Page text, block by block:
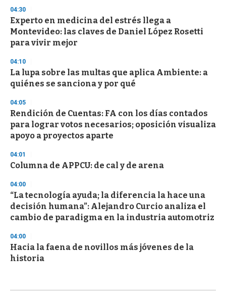
n
d
s
04:30
Experto en medicina del estrés llega a
Montevideo: las claves de Daniel López Rosetti
para vivir mejor
04:10
La lupa sobre las multas que aplica Ambiente: a
quiénes se sanciona y por qué
04:05
Rendición de Cuentas: FA con los días contados
para lograr votos necesarios; oposición visualiza
apoyo a proyectos aparte
04:01
Columna de APPCU: de cal y de arena
04:00
“La tecnología ayuda; la diferencia la hace una
decisión humana”: Alejandro Curcio analiza el
cambio de paradigma en la industria automotriz
04:00
Hacia la faena de novillos más jóvenes de la
historia